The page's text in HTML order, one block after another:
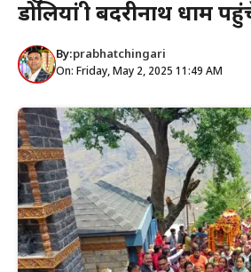
डोलियां श्री बदरीनाथ धाम
By:prabhatchingari
On: Friday, May 2, 2025 11:49 AM